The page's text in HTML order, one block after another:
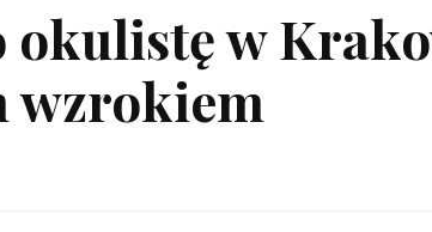
okulistę w
wzrokiem